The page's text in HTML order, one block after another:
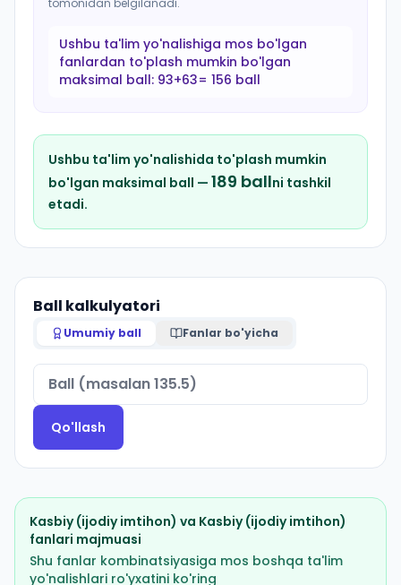
tomonidan belgilanadi.
Ushbu ta'lim yo'nalishiga mos bo'lgan
fanlardan to'plash mumkin bo'lgan
maksimal ball: 93+63= 156 ball
Ushbu ta'lim yo'nalishida to'plash mumkin
bo'lgan maksimal ball — 189 ballni tashkil
etadi.
Ball kalkulyatori
Umumiy ball Fanlar bo'yicha
Qo'llash
Kasbiy (ijodiy imtihon) va Kasbiy (ijodiy imtihon)
fanlari majmuasi
Shu fanlar kombinatsiyasiga mos boshqa ta'lim
yo'nalishlari ro'yxatini ko'ring